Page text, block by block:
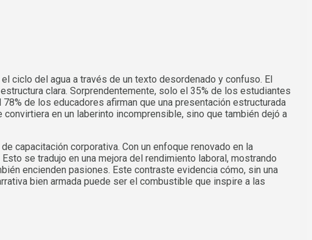
ciclo del agua a través de un texto desordenado y confuso. El
clara. Sorprendentemente, solo el 35% de los estudiantes
de los educadores afirman que una presentación estructurada
en un laberinto incomprensible, sino que también dejó a
capacitación corporativa. Con un enfoque renovado en la
se tradujo en una mejora del rendimiento laboral, mostrando
encienden pasiones. Este contraste evidencia cómo, sin una
bien armada puede ser el combustible que inspire a las